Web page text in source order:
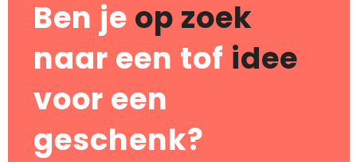
Ben je op zoek
naar een tof idee
voor een
geschenk?